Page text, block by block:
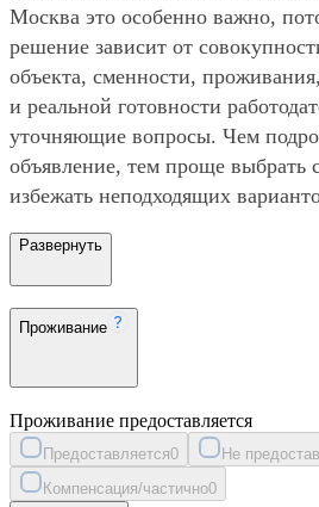
Москва это особенно важно,
решение зависит от
объекта, сменности,
и реальной готовности
уточняющие вопросы. Чем
объявление, тем проще выбрать
избежать неподходящих
Развернуть
Проживание
Проживание предоставляется
Предоставляется0 Не
Компенсация/частично0